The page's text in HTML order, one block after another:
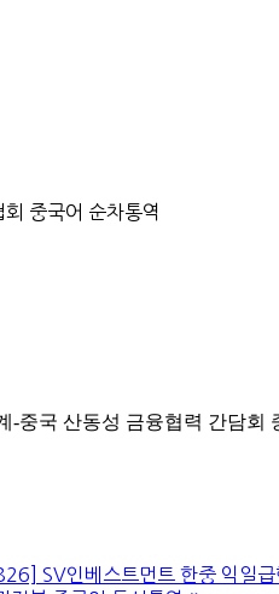
중국어 순차통역
-중국 산동성 금융협력 간담회
SV인베스트먼트 한중 익일급